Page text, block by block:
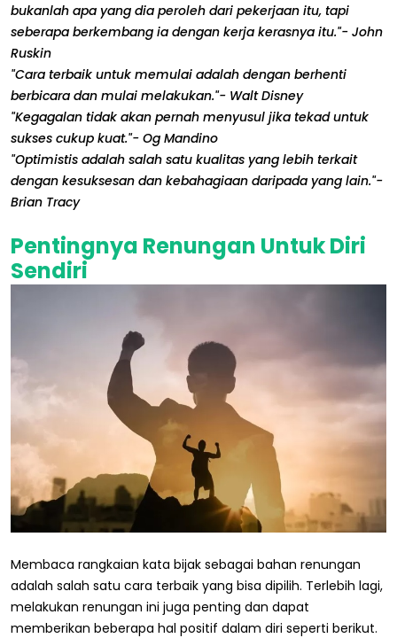
bukanlah apa yang dia peroleh dari pekerjaan itu, tapi
seberapa berkembang ia dengan kerja kerasnya itu."- John
Ruskin
"Cara terbaik untuk memulai adalah dengan berhenti
berbicara dan mulai melakukan."- Walt Disney
"Kegagalan tidak akan pernah menyusul jika tekad untuk
sukses cukup kuat."- Og Mandino
"Optimistis adalah salah satu kualitas yang lebih terkait
dengan kesuksesan dan kebahagiaan daripada yang lain."-
Brian Tracy
Pentingnya Renungan Untuk Diri
Sendiri
Membaca rangkaian kata bijak sebagai bahan renungan
adalah salah satu cara terbaik yang bisa dipilih. Terlebih lagi,
melakukan renungan ini juga penting dan dapat
memberikan beberapa hal positif dalam diri seperti berikut.